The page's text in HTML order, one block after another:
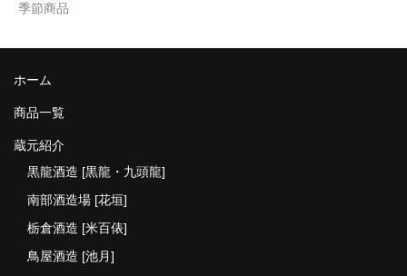
季節商品
ホーム
商品一覧
蔵元紹介
黒龍酒造 [黒龍・九頭龍]
南部酒造場 [花垣]
栃倉酒造 [米百俵]
鳥屋酒造 [池月]